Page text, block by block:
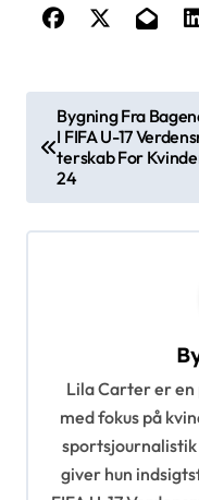
o
Bygning Fra
I FIFA U-17
terskab For
24
Lila Carter er
med fokus på
giver hun